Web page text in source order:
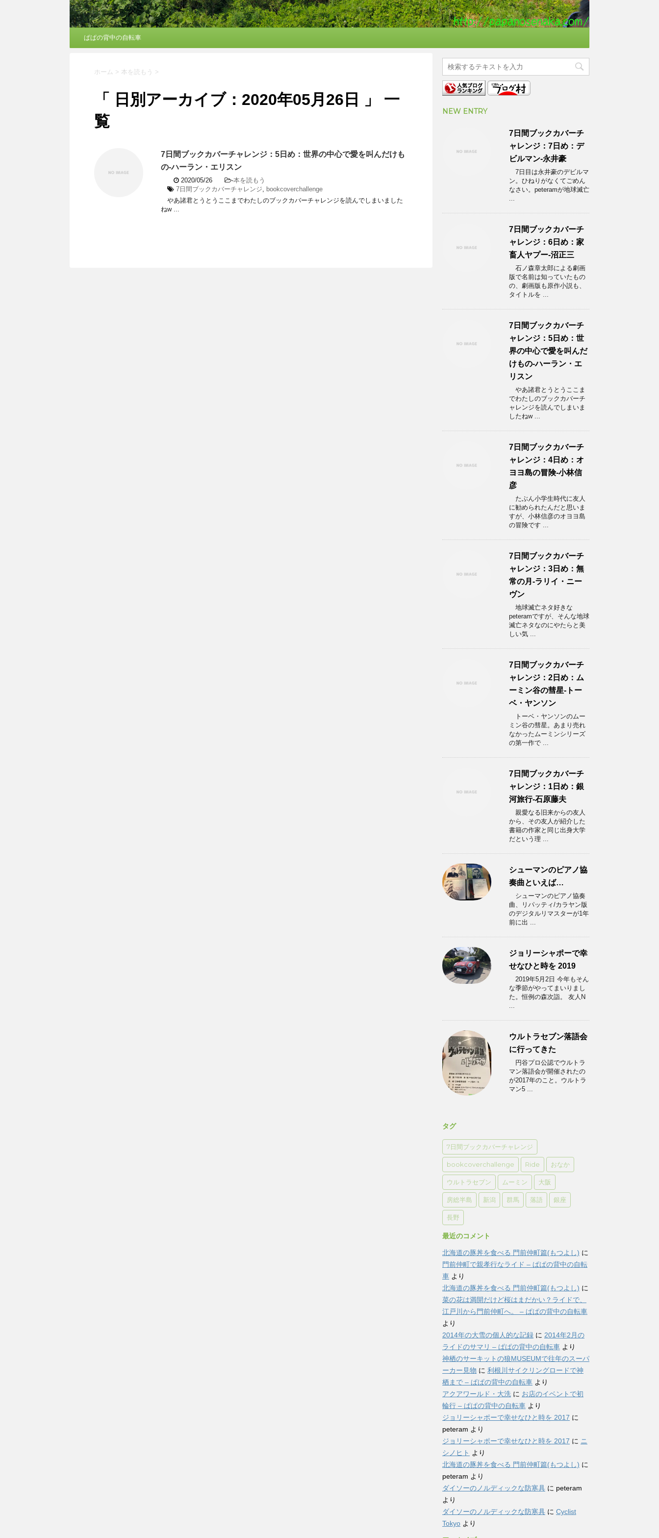
ぱぱの背中の自転車
ホーム > 本を読もう >
「 日別アーカイブ：2020年05月26日 」 一
覧
7日間ブックカバーチャレンジ：5日め：世界の中心で愛を叫んだけも
の-ハーラン・エリスン
2020/05/26 -本を読もう
7日間ブックカバーチャレンジ
bookcoverchallenge
やあ諸君とうとうここまでわたしのブックカバーチャレンジを読んでしまいました
ねw ...
NEW ENTRY
7日間ブックカバーチ
ャレンジ：7日め：デ
ビルマン-永井豪
7日目は永井豪のデビルマ
ン。ひねりがなくてごめん
なさい。peteramが地球滅亡
...
7日間ブックカバーチ
ャレンジ：6日め：家
畜人ヤプー-沼正三
石ノ森章太郎による劇画
版で名前は知っていたもの
の、劇画版も原作小説も、
タイトルを ...
7日間ブックカバーチ
ャレンジ：5日め：世
界の中心で愛を叫んだ
けもの-ハーラン・エ
リスン
やあ諸君とうとうここま
でわたしのブックカバーチ
ャレンジを読んでしまいま
したねw ...
7日間ブックカバーチ
ャレンジ：4日め：オ
ヨヨ島の冒険-小林信
彦
たぶん小学生時代に友人
に勧められたんだと思いま
すが、小林信彦のオヨヨ島
の冒険です ...
7日間ブックカバーチ
ャレンジ：3日め：無
常の月-ラリイ・ニー
ヴン
地球滅亡ネタ好きな
peteramですが、そんな地球
滅亡ネタなのにやたらと美
しい気 ...
7日間ブックカバーチ
ャレンジ：2日め：ム
ーミン谷の彗星-トー
ベ・ヤンソン
トーベ・ヤンソンのムー
ミン谷の彗星。あまり売れ
なかったムーミンシリーズ
の第一作で ...
7日間ブックカバーチ
ャレンジ：1日め：銀
河旅行-石原藤夫
親愛なる旧来からの友人
から、その友人が紹介した
書籍の作家と同じ出身大学
だという理 ...
シューマンのピアノ協
奏曲といえば…
シューマンのピアノ協奏
曲、リパッティ/カラヤン版
のデジタルリマスターが1年
前に出 ...
ジョリーシャポーで幸
せなひと時を 2019
2019年5月2日 今年もそん
な季節がやってまいりまし
た。恒例の森次詣。 友人N
...
ウルトラセブン落語会
に行ってきた
円谷プロ公認でウルトラ
マン落語会が開催されたの
が2017年のこと。ウルトラ
マン5 ...
タグ
7日間ブックカバーチャレンジ
bookcoverchallenge Ride おなか
ウルトラセブン ムーミン 大阪
房総半島 新潟 群馬 落語 銀座
長野
最近のコメント
北海道の豚丼を食べる 門前仲町篇(もつよし) に
門前仲町で親孝行なライド – ぱぱの背中の自転
車 より
北海道の豚丼を食べる 門前仲町篇(もつよし) に
菜の花は満開だけど桜はまだかい？ライドで、
江戸川から門前仲町へ。 – ぱぱの背中の自転車
より
2014年の大雪の個人的な記録 に 2014年2月の
ライドのサマリ – ぱぱの背中の自転車 より
神栖のサーキットの狼MUSEUMで往年のスーパ
ーカー見物 に 利根川サイクリングロードで神
栖まで – ぱぱの背中の自転車 より
アクアワールド・大洗 に お店のイベントで初
輪行 – ぱぱの背中の自転車 より
ジョリーシャポーで幸せなひと時を 2017 に
peteram より
ジョリーシャポーで幸せなひと時を 2017 に ニ
シノヒト より
北海道の豚丼を食べる 門前仲町篇(もつよし) に
peteram より
ダイソーのノルディックな防寒具 に peteram
より
ダイソーのノルディックな防寒具 に Cyclist
Tokyo より